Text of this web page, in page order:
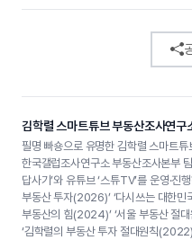
김학렬 스마트튜브 부동산조사연구
필명 빠숑으로 유명한 김학렬 스마트
한국갤럽조사연구소 부동산조사본부
답사기’와 유튜브 ‘스튜TV’를 운영·
부동산 투자(2026)’ ‘다시쓰는 대한
부동산의 힘(2024)’ ‘서울 부동산 절
‘김학렬의 부동산 투자 절대원칙